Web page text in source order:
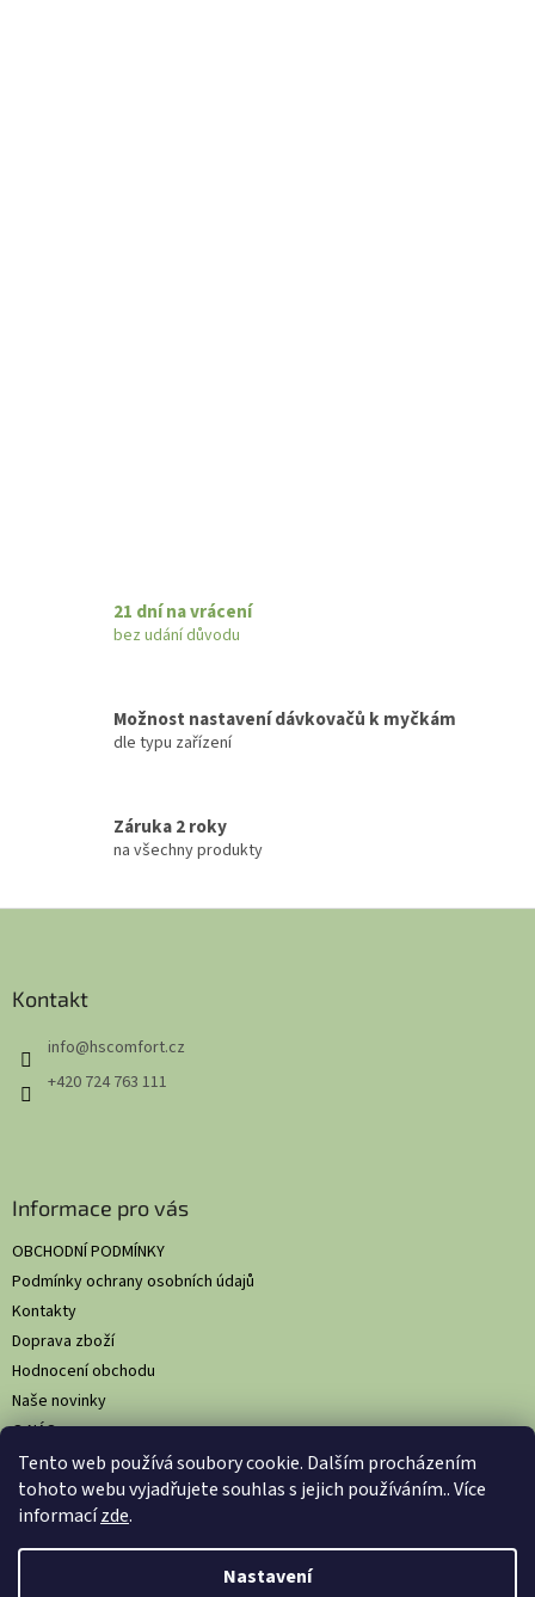
Tento web používá soubory cookie. Dalším procházením
tohoto webu vyjadřujete souhlas s jejich používáním.. Více
informacízde.
Nastavení
21 dní na vrácení
bez udání důvodu
Možnost nastavení dávkovačů k myčkám
dle typu zařízení
Záruka 2 roky
na všechny produkty
Kontakt
info@hscomfort.cz
+420 724 763 111
Informace pro vás
OBCHODNÍ PODMÍNKY
Podmínky ochrany osobních údajů
Kontakty
Doprava zboží
Hodnocení obchodu
Naše novinky
O NÁS
Nastavil tým EshopyUmíme.cz